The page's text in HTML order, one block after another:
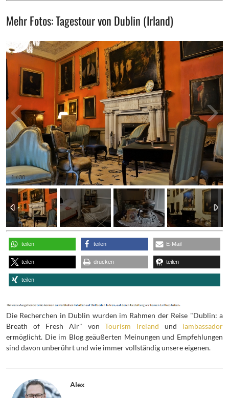
Mehr Fotos: Tagestour von Dublin (Irland)
1/30
teilen teilen E-Mail
teilen drucken teilen
teilen
Die Recherchen in Dublin wurden im Rahmen der Reise "Dublin: a
Breath of Fresh Air" vonTourism Ireland und iambassador
ermöglicht. Die im Blog geäußerten Meinungen und Empfehlungen
sind davon unberührt und wie immer vollständig unsere eigenen.
Alex